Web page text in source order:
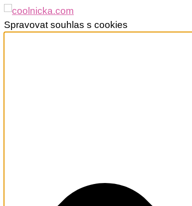
Spravovat souhlas s cookies